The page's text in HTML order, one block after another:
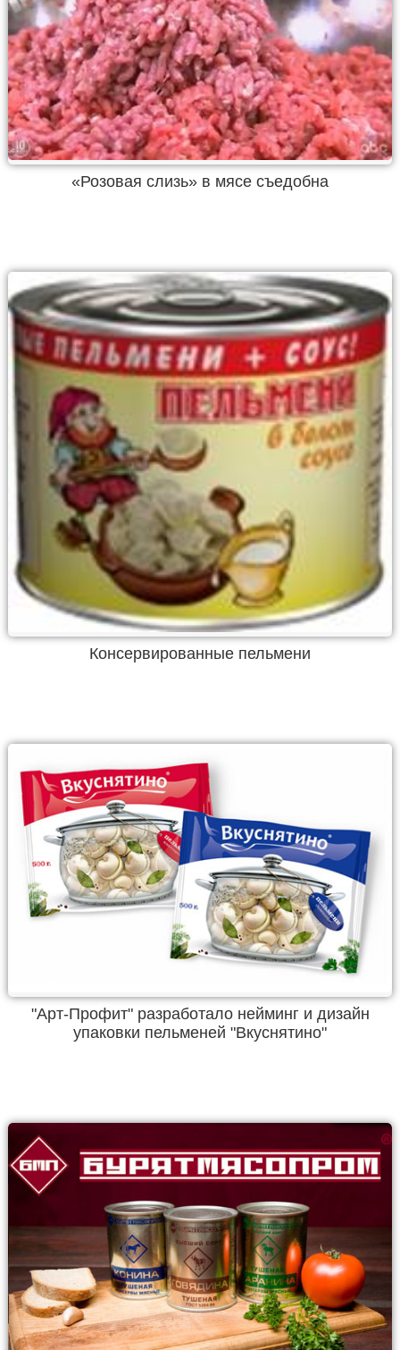
«Розовая слизь» в мясе съедобна
Консервированные пельмени
"Арт-Профит" разработало нейминг и дизайн
упаковки пельменей "Вкуснятино"